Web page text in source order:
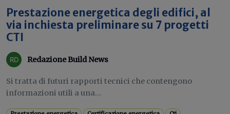
Prestazione energetica degli edifici, al
via inchiesta preliminare su 7 progetti
CTI
Redazione Build News
Si tratta di futuri rapporti tecnici che contengono
informazioni utili a una...